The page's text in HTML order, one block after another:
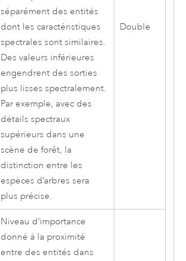
séparément des entités
dont les caractéristiques
spectrales sont similaires.
Des valeurs inférieures
engendrent des sorties
plus lisses spectralement.
Par exemple, avec des
détails spectraux
supérieurs dans une
scène de forêt, la
distinction entre les
espèces d’arbres sera
plus précise.
Double
Niveau d’importance
donné à la proximité
entre des entités dans